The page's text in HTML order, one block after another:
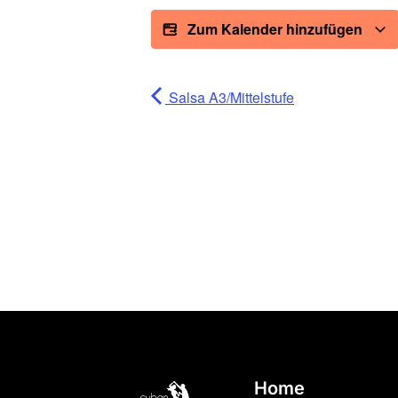
Zum Kalender hinzufügen
Salsa A3/Mittelstufe
Home